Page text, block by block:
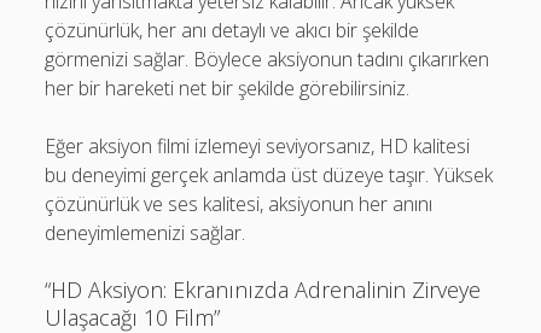
çözünürlük, her anı detaylı ve akıcı bir şekilde
görmenizi sağlar. Böylece aksiyonun tadını çıkarırken
her bir hareketi net bir şekilde görebilirsiniz.
Eğer aksiyon filmi izlemeyi seviyorsanız, HD kalitesi
bu deneyimi gerçek anlamda üst düzeye taşır. Yüksek
çözünürlük ve ses kalitesi, aksiyonun her anını
deneyimlemenizi sağlar.
“HD Aksiyon: Ekranınızda Adrenalinin Zirveye
Ulaşacağı 10 Film”